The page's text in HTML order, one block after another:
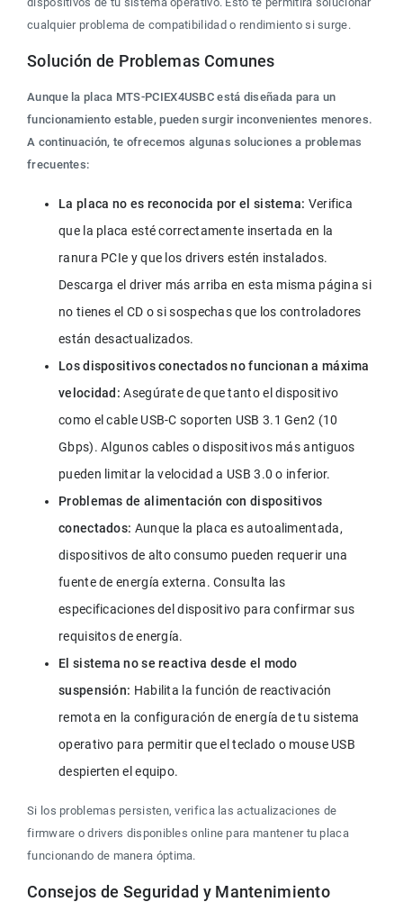
cualquier problema de compatibilidad o rendimiento si surge.
Solución de Problemas Comunes
Aunque la placa MTS-PCIEX4USBC está diseñada para un
funcionamiento estable, pueden surgir inconvenientes menores.
A continuación, te ofrecemos algunas soluciones a problemas
frecuentes:
La placa no es reconocida por el sistema: Verifica
que la placa esté correctamente insertada en la
ranura PCIe y que los drivers estén instalados.
Descarga el driver más arriba en esta misma página si
no tienes el CD o si sospechas que los controladores
están desactualizados.
Los dispositivos conectados no funcionan a máxima
velocidad: Asegúrate de que tanto el dispositivo
como el cable USB-C soporten USB 3.1 Gen2 (10
Gbps). Algunos cables o dispositivos más antiguos
pueden limitar la velocidad a USB 3.0 o inferior.
Problemas de alimentación con dispositivos
conectados: Aunque la placa es autoalimentada,
dispositivos de alto consumo pueden requerir una
fuente de energía externa. Consulta las
especificaciones del dispositivo para confirmar sus
requisitos de energía.
El sistema no se reactiva desde el modo
suspensión: Habilita la función de reactivación
remota en la configuración de energía de tu sistema
operativo para permitir que el teclado o mouse USB
despierten el equipo.
Si los problemas persisten, verifica las actualizaciones de
firmware o drivers disponibles online para mantener tu placa
funcionando de manera óptima.
Consejos de Seguridad y Mantenimiento